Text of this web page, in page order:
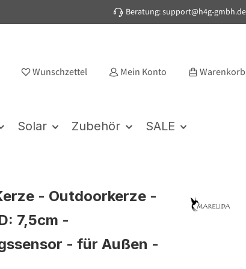
Beratung: support@h4g-gmbh.de
Wunschzettel Mein Konto Warenkorb
Solar Zubehör SALE
- Outdoorkerze -
7,5cm -
- für Außen -